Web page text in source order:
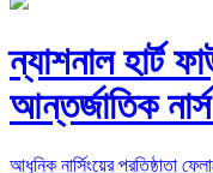
ন্যাশনাল হার্ট
আন্তর্জাতিক
আধুনিক নার্সিংয়ের প্রতিষ্ঠাতা